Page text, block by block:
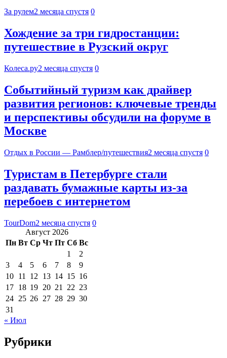
За рулем2 месяца спустя 0
Хождение за три гидростанции:
путешествие в Рузский округ
Колеса.ру2 месяца спустя 0
Событийный туризм как драйвер
развития регионов: ключевые тренды
и перспективы обсудили на форуме в
Москве
Отдых в России — Рамблер/путешествия2 месяца спустя 0
Туристам в Петербурге стали
раздавать бумажные карты из-за
перебоев с интернетом
TourDom2 месяца спустя 0
Август 2026
Пн Вт Ср Чт Пт Сб Вс
1
2
3
4 5 6 7 8
9
10 11 12 13 14 15 16
17 18 19 20 21 22 23
24 25 26 27 28 29 30
31
« Июл
Рубрики